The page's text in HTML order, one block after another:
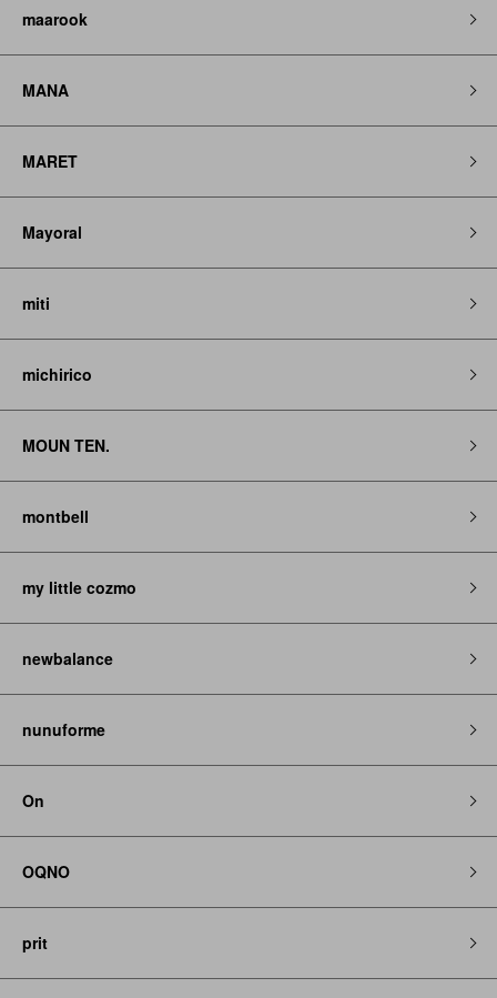
maarook
MANA
MARET
Mayoral
miti
michirico
MOUN TEN.
montbell
my little cozmo
newbalance
nunuforme
On
OQNO
prit